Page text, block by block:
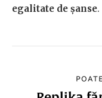
egalitate de șanse.